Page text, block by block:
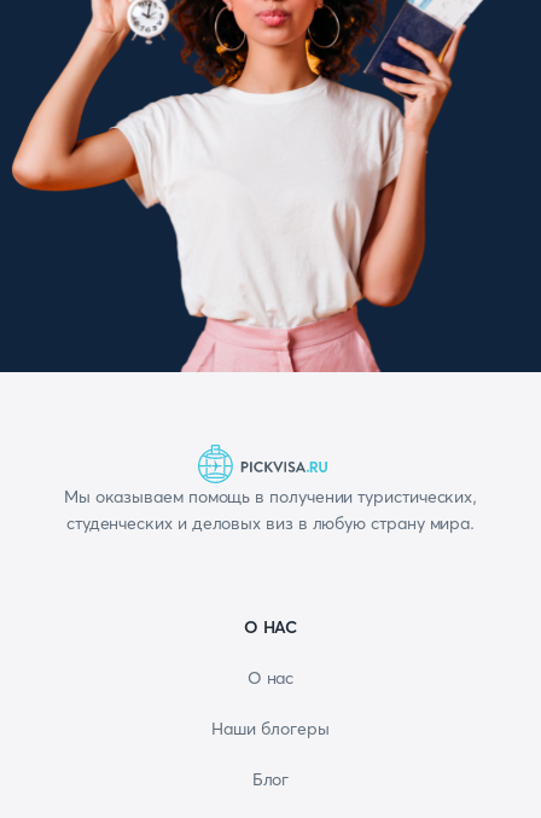
Мы оказываем помощь в получении туристических,
студенческих и деловых виз в любую страну мира.
О НАС
О нас
Наши блогеры
Блог